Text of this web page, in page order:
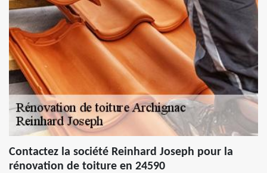
Contactez la société Reinhard Joseph pour la
rénovation de toiture en 24590